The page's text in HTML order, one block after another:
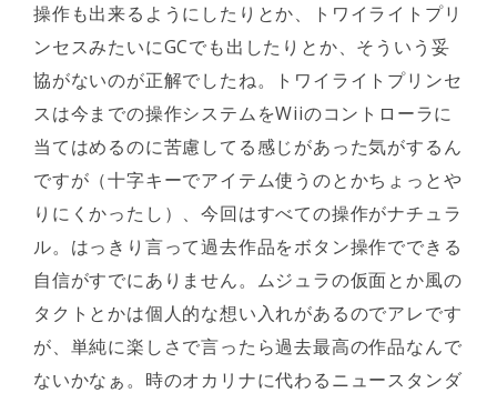
操作も出来るようにしたりとか、トワイライトプリ
ンセスみたいにGCでも出したりとか、そういう妥
協がないのが正解でしたね。トワイライトプリンセ
スは今までの操作システムをWiiのコントローラに
当てはめるのに苦慮してる感じがあった気がするん
ですが（十字キーでアイテム使うのとかちょっとや
りにくかったし）、今回はすべての操作がナチュラ
ル。はっきり言って過去作品をボタン操作でできる
自信がすでにありません。ムジュラの仮面とか風の
タクトとかは個人的な想い入れがあるのでアレです
が、単純に楽しさで言ったら過去最高の作品なんで
ないかなぁ。時のオカリナに代わるニュースタンダ